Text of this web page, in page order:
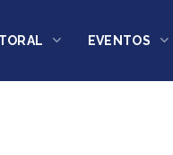
EVENTOS